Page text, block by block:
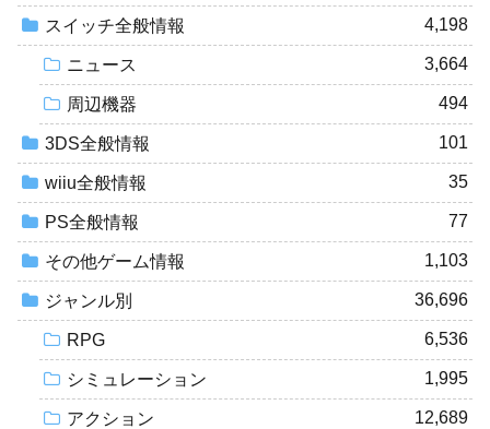
スイッチ全般情報 4,198
ニュース 3,664
周辺機器 494
3DS全般情報 101
wiiu全般情報 35
PS全般情報 77
その他ゲーム情報 1,103
ジャンル別 36,696
RPG 6,536
シミュレーション 1,995
アクション 12,689